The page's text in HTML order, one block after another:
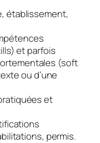
établissement,
et parfois
(soft
ou d’une
et
permis.